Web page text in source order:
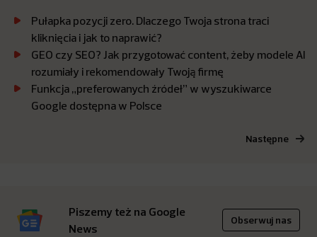
Pułapka pozycji zero. Dlaczego Twoja strona traci
kliknięcia i jak to naprawić?
GEO czy SEO? Jak przygotować content, żeby modele AI
rozumiały i rekomendowały Twoją firmę
Funkcja „preferowanych źródeł” w wyszukiwarce
Google dostępna w Polsce
Następne
Piszemy też na Google
News
Obserwuj nas